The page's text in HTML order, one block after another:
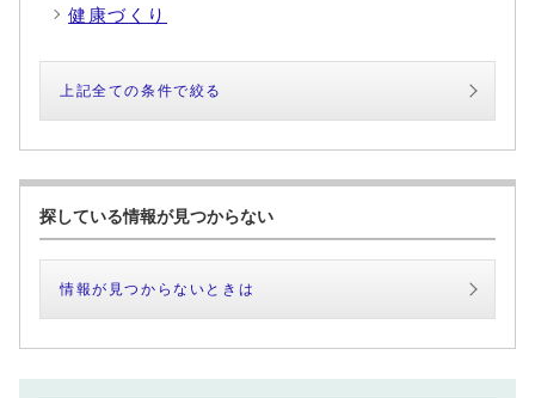
健康づくり
上記全ての条件で絞る
探している情報が見つからない
情報が見つからないときは